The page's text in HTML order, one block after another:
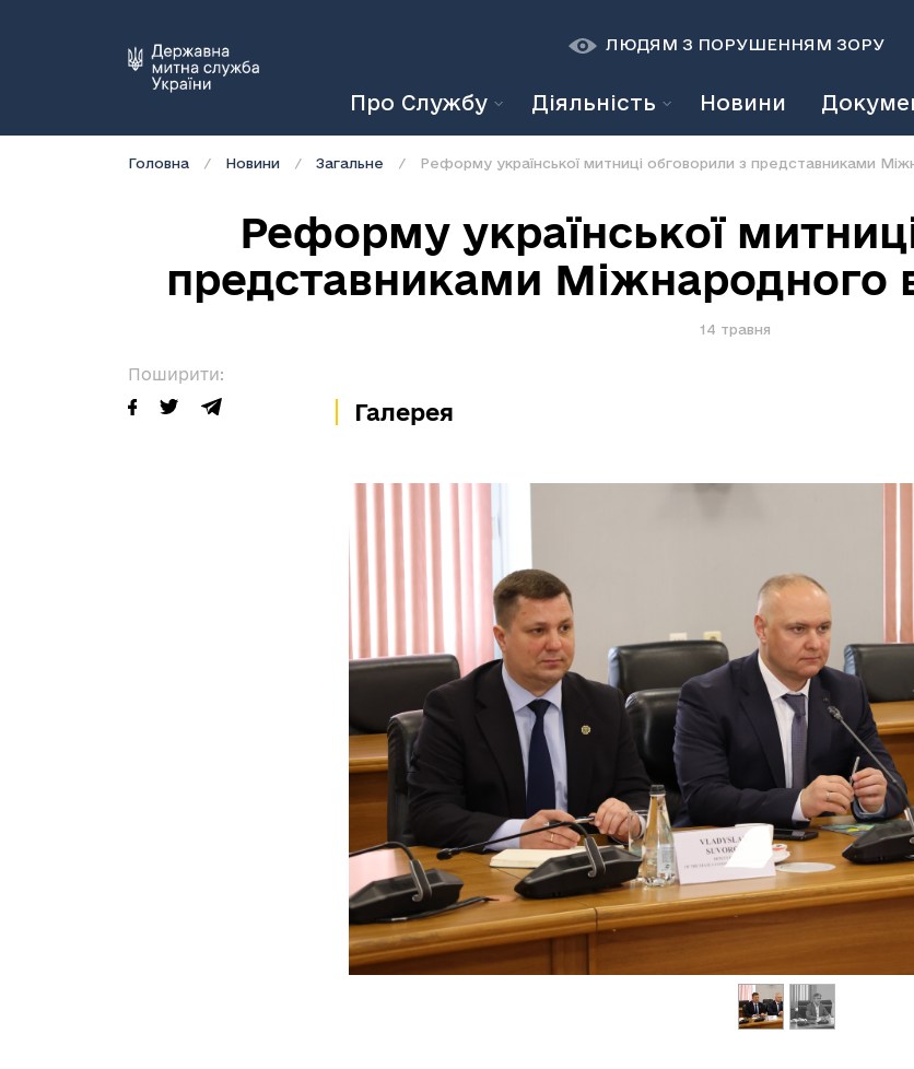
ЛЮДЯМ З ПОРУШЕННЯМ ЗОРУ
К К
Про Службу Діяльність Новини
Головна Новини Загальне Реформу української митниці обговорили з представниками
Реформу української
представниками Міжнародного
14 травня
Поширити:
Галерея